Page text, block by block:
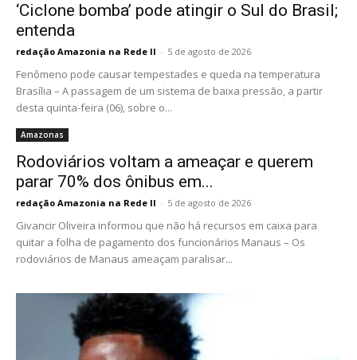
‘Ciclone bomba’ pode atingir o Sul do Brasil;
entenda
redação Amazonia na Rede II - 5 de agosto de 2026
Fenômeno pode causar tempestades e queda na temperatura
Brasília – A passagem de um sistema de baixa pressão, a partir
desta quinta-feira (06), sobre o...
Amazonas
Rodoviários voltam a ameaçar e querem
parar 70% dos ônibus em...
redação Amazonia na Rede II - 5 de agosto de 2026
Givancir Oliveira informou que não há recursos em caixa para
quitar a folha de pagamento dos funcionários Manaus – Os
rodoviários de Manaus ameaçam paralisar...